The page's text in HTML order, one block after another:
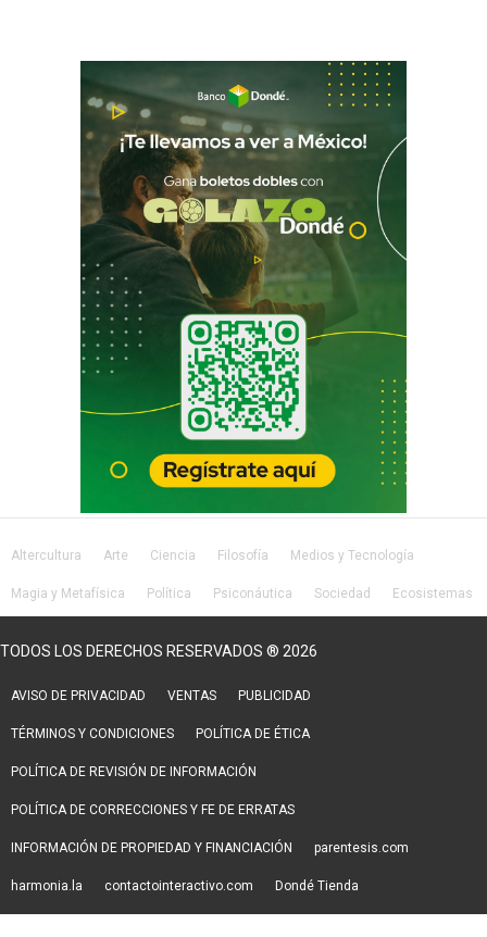
Altercultura Arte Ciencia Filosofía Medios y Tecnología
Magia y Metafísica Política Psiconáutica Sociedad Ecosistemas
TODOS LOS DERECHOS RESERVADOS ® 2026
AVISO DE PRIVACIDAD VENTAS PUBLICIDAD
TÉRMINOS Y CONDICIONES POLÍTICA DE ÉTICA
POLÍTICA DE REVISIÓN DE INFORMACIÓN
POLÍTICA DE CORRECCIONES Y FE DE ERRATAS
INFORMACIÓN DE PROPIEDAD Y FINANCIACIÓN parentesis.com
harmonia.la contactointeractivo.com Dondé Tienda